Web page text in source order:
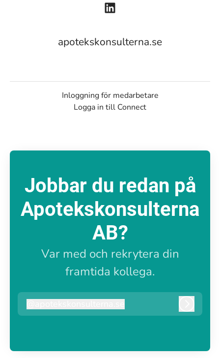
apotekskonsulterna.se
Inloggning för medarbetare
Logga in till Connect
Jobbar du redan på
Apotekskonsulterna
AB?
Var med och rekrytera din
framtida kollega.
apotekskonsulterna.se